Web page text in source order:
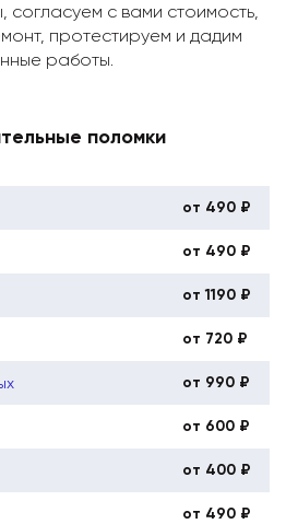
согласуем с вами стоимость,
протестируем и дадим
работы.
поломки
от 490 ₽
от 490 ₽
от 1190 ₽
от 720 ₽
от 990 ₽
от 600 ₽
от 400 ₽
от 490 ₽